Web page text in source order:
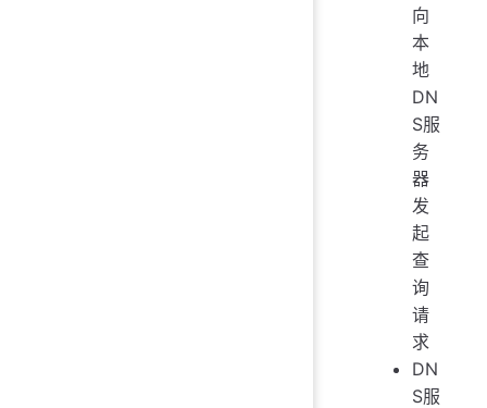
向
本
地
DN
S服
务
器
发
起
查
询
请
求
DN
S服